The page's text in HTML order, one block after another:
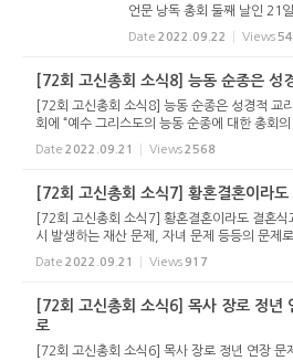
언문 낭독 총회 둘째 날인 21
를 겸하여 총회 설립 70주년
진주에서 시작된 고신총회가
Date 2022.09.22 Views
[72회 고신총회 소식8] 능동 순종은 성
[72회 고신총회 소식8] 능동 순종은 성경적 교
회에 “예수 그리스도의 능동 순종에 대한 총회
건”이 상정되었다. 이에 대해 신학위원회와 고
Date 2022.09.21 Views2568
[72회 고신총회 소식7] 황혼결혼이라
[72회 고신총회 소식7] 황혼결혼이라도 결혼
시 발생하는 재산 문제, 자녀 문제 등등의 문제
은 자신들의 이익만을 생각하는 불법, 편법적인
Date 2022.09.21 Views 917
[72회 고신총회 소식6] 목사 장로 정년
로
[72회 고신총회 소식6] 목사 장로 정년 연장 문